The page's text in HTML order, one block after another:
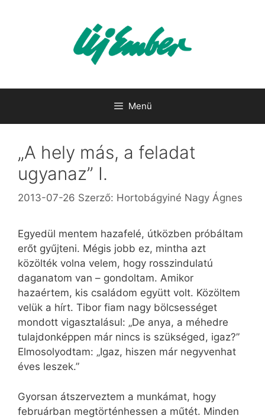
Menü
„A hely más, a feladat
ugyanaz” I.
2013-07-26 Szerző: Hortobágyiné Nagy Ágnes
Egyedül mentem hazafelé, útközben próbáltam
erőt gyűjteni. Mégis jobb ez, mintha azt
közölték volna velem, hogy rosszindulatú
daganatom van – gondoltam. Amikor
hazaértem, kis családom együtt volt. Közöltem
velük a hírt. Tibor fiam nagy bölcsességet
mondott vigasztalásul: „De anya, a méhedre
tulajdonképpen már nincs is szükséged, igaz?”
Elmosolyodtam: „Igaz, hiszen már negyvenhat
éves leszek.”
Gyorsan átszerveztem a munkámat, hogy
februárban megtörténhessen a műtét. Minden